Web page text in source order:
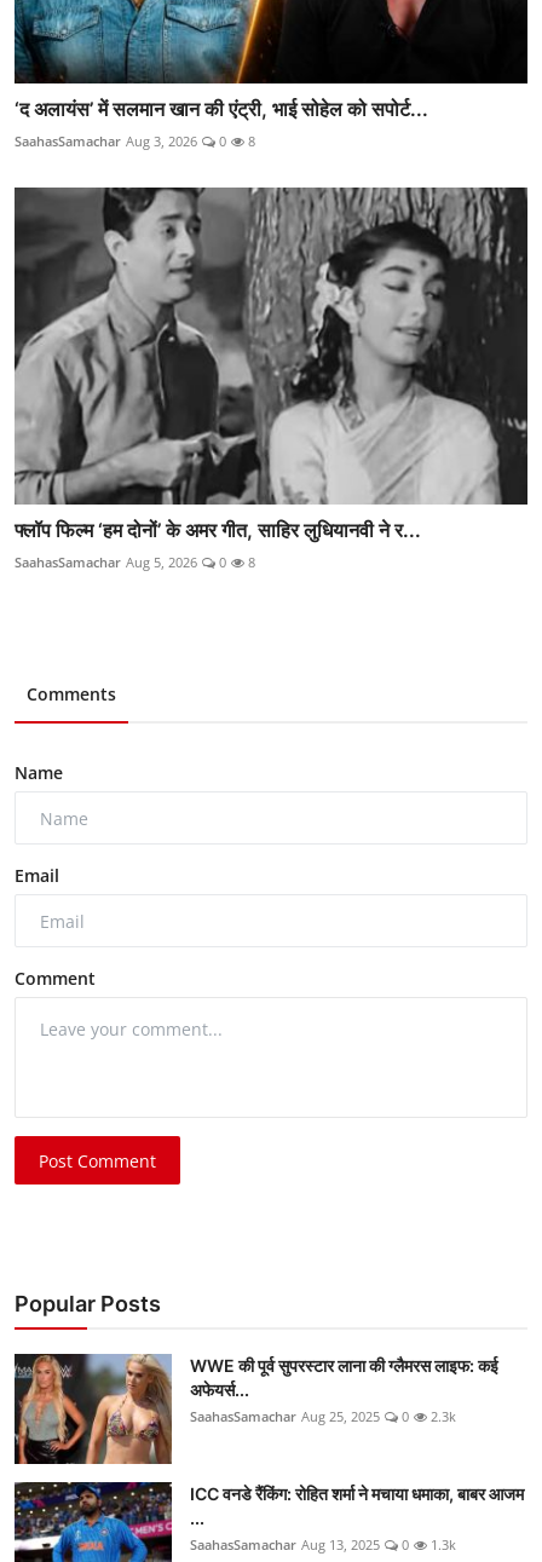
‘द अलायंस’ में सलमान खान की एंट्री, भाई सोहेल को सपोर्ट...
SaahasSamachar Aug 3, 2026 0 8
फ्लॉप फिल्म ‘हम दोनों’ के अमर गीत, साहिर लुधियानवी ने र...
SaahasSamachar Aug 5, 2026 0 8
Comments
Name
Email
Comment
Post Comment
Popular Posts
WWE की पूर्व सुपरस्टार लाना की ग्लैमरस लाइफ: कई
अफेयर्स...
SaahasSamachar Aug 25, 2025 0 2.3k
ICC वनडे रैंकिंग: रोहित शर्मा ने मचाया धमाका, बाबर आजम
...
SaahasSamachar Aug 13, 2025 0 1.3k